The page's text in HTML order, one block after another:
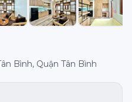
Bình, Quận Tân Bình